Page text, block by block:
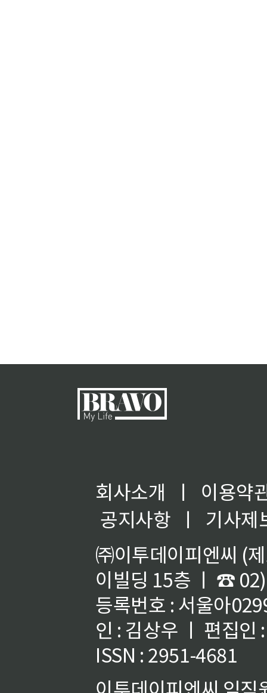
회사소개 ㅣ
이용약
공지사항
ㅣ
기사제
㈜이투데이피엔씨 (
이빌딩 15층 ㅣ ☎
등록번호 : 서울아
인 : 김상우 ㅣ 편집인
ISSN : 2951-4681